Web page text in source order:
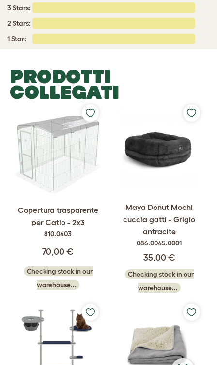
3 Stars:
2 Stars:
1 Star:
PRODOTTI
COLLEGATI
Copertura trasparente
per Catio - 2x3
810.0403
70,00 €
Checking stock in our
warehouse...
Maya Donut Mochi
cuccia gatti - Grigio
antracite
086.0045.0001
35,00 €
Checking stock in our
warehouse...